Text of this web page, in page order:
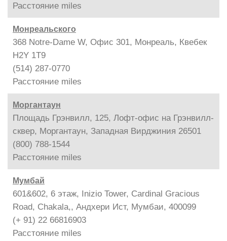
Расстояние miles
Монреальского
368 Notre-Dame W, Офис 301, Монреаль, Квебек
H2Y 1T9
(514) 287-0770
Расстояние miles
Моргантаун
Площадь Грэнвилл, 125, Лофт-офис на Грэнвилл-
сквер, Моргантаун, Западная Вирджиния 26501
(800) 788-1544
Расстояние miles
Мумбай
601&602, 6 этаж, Inizio Tower, Cardinal Gracious
Road, Chakala,, Андхери Ист, Мумбаи, 400099
(+ 91) 22 66816903
Расстояние miles